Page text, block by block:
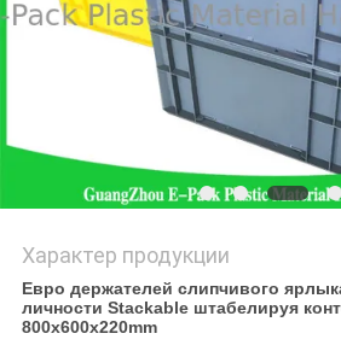
Характер продукции
Евро держателей слипчивого
личности Stackable штабелируя
800x600x220mm